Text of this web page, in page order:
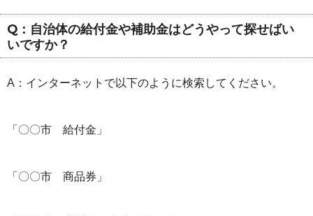
Q：自治体の給付金や補助金はどうやって探せばい
いですか？
A：インターネットで以下のように検索してください。
「〇〇市 給付金」
「〇〇市 商品券」